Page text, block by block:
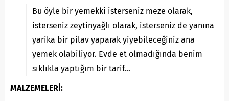
Bu öyle bir yemekki isterseniz meze olarak,
isterseniz zeytinyağlı olarak, isterseniz de yanına
yarika bir pilav yaparak yiyebileceğiniz ana
yemek olabiliyor. Evde et olmadığında benim
sıklıkla yaptığım bir tarif…
MALZEMELERİ: